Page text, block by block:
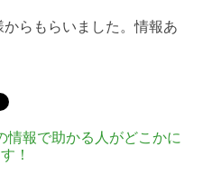
らもらいました。情報あ
情報で助かる人がどこかに
！